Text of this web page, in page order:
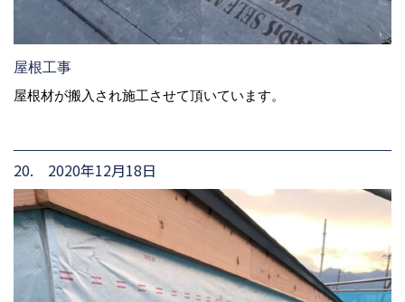
屋根工事
屋根材が搬入され施工させて頂いています。
20. 2020年12月18日